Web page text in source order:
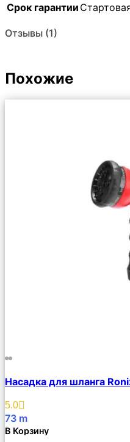
Срок гарантии
Отзывы (1)
Похожие
Описание
Избранное
Насадка для шланга
5.0
73 m
В Корзину